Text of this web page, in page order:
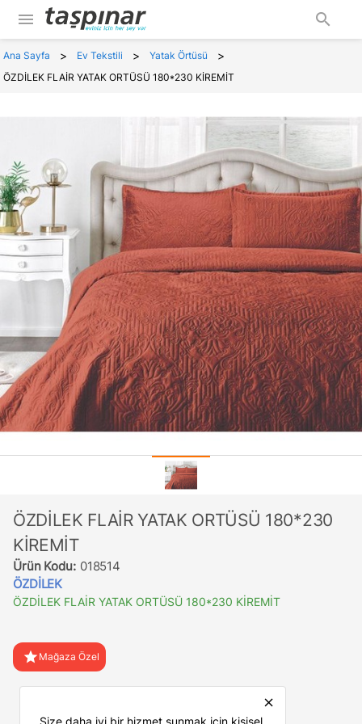
menu search
Ana Sayfa > Ev Tekstili > Yatak Örtüsü >
ÖZDİLEK FLAİR YATAK ORTÜSÜ 180*230 KİREMİT
ÖZDİLEK FLAİR YATAK ORTÜSÜ 180*230
KİREMİT
Ürün Kodu: 018514
ÖZDİLEK
ÖZDİLEK FLAİR YATAK ORTÜSÜ 180*230 KİREMİT
star Mağaza Özel
close
Size daha iyi bir hizmet sunmak için kişisel